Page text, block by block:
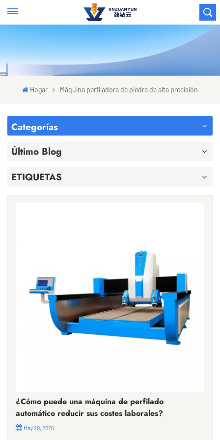
Hogar Máquina perfiladora de piedra de alta precisión
Categorías
Último Blog
ETIQUETAS
¿Cómo puede una máquina de perfilado
automático reducir sus costes laborales?
May 20, 2026